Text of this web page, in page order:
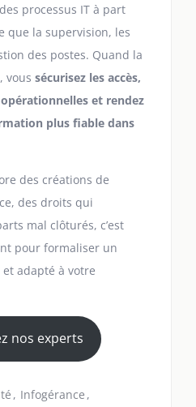
processus IT à part
que la supervision, les
des postes. Quand la
vous sécurisez les accès,
et rendez
plus fiable dans
des créations de
des droits qui
mal clôturés, c’est
pour formaliser un
adapté à votre
nos experts
Infogérance